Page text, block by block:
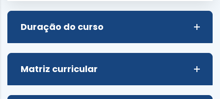
Duração do curso
Matriz curricular